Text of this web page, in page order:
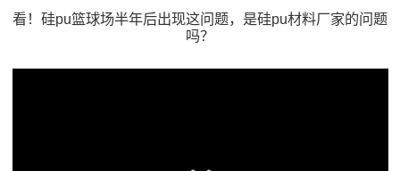
看！硅pu篮球场半年后出现这问题，是硅pu材料厂家的问题
吗？